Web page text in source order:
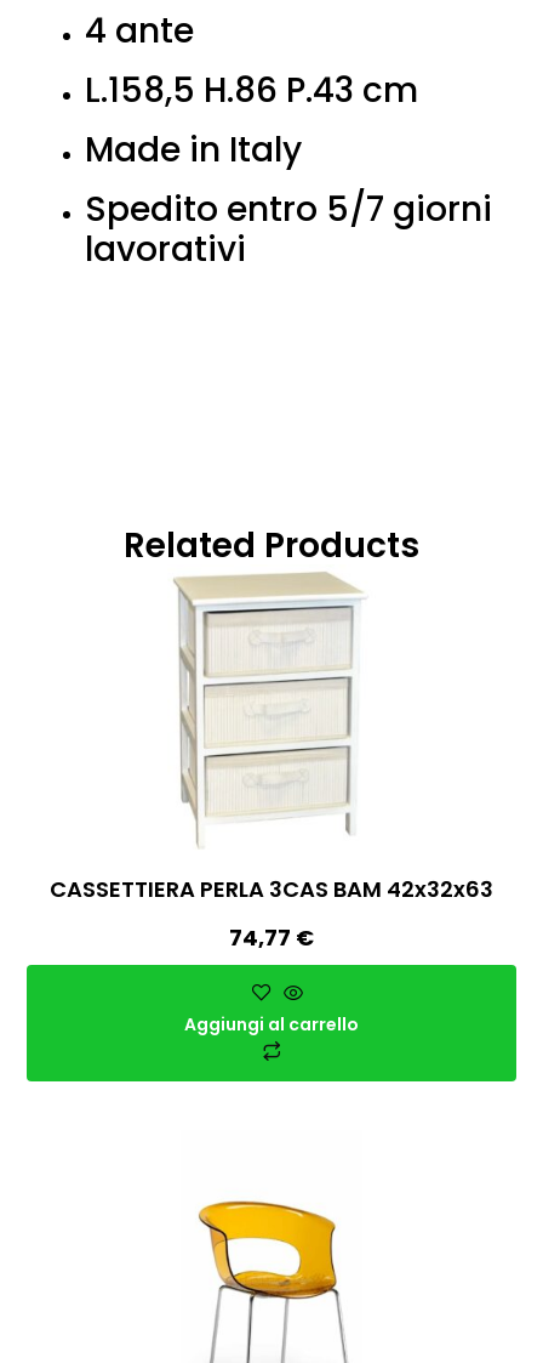
4 ante
L.158,5 H.86 P.43 cm
Made in Italy
Spedito entro 5/7 giorni
lavorativi
Related Products
CASSETTIERA PERLA 3CAS BAM 42x32x63
74,77 €
Aggiungi al carrello